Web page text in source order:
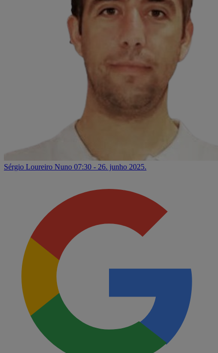
Sérgio Loureiro Nuno 07:30 - 26. junho 2025.